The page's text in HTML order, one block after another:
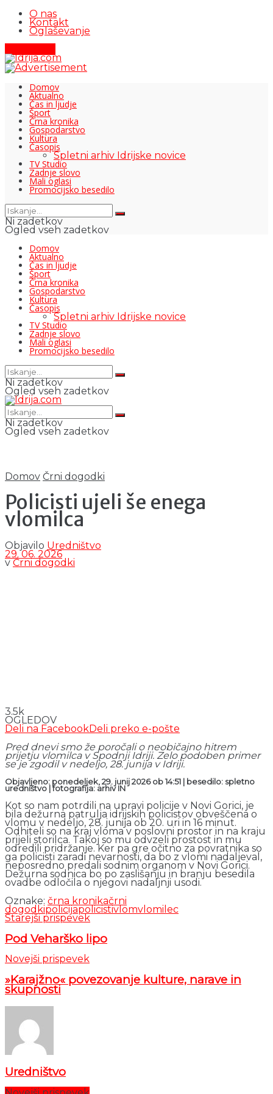
O nas
Kontakt
Oglaševanje
Domov
Aktualno
Čas in ljudje
Šport
Črna kronika
Gospodarstvo
Kultura
Časopis
Spletni arhiv Idrijske novice
TV Studio
Zadnje slovo
Mali oglasi
Promocijsko besedilo
Ni zadetkov
Ogled vseh zadetkov
Domov
Aktualno
Čas in ljudje
Šport
Črna kronika
Gospodarstvo
Kultura
Časopis
Spletni arhiv Idrijske novice
TV Studio
Zadnje slovo
Mali oglasi
Promocijsko besedilo
Ni zadetkov
Ogled vseh zadetkov
Ni zadetkov
Ogled vseh zadetkov
Domov Črni dogodki
Policisti ujeli še enega
vlomilca
Objavilo Uredništvo
29. 06. 2026
v Črni dogodki
3.5k
OGLEDOV
Deli na FacebookDeli preko e-pošte
Pred dnevi smo že poročali o neobičajno hitrem
prijetju vlomilca v Spodnji Idriji. Zelo podoben primer
se je zgodil v nedeljo, 28. junija v Idriji.
Objavljeno: ponedeljek, 29. junij 2026 ob 14:51 | besedilo: spletno
uredništvo | fotografija: arhiv IN
Kot so nam potrdili na upravi policije v Novi Gorici, je
bila dežurna patrulja idrijskih policistov obveščena o
vlomu v nedeljo, 28. junija ob 20. uri in 16 minut.
Odhiteli so na kraj vloma v poslovni prostor in na kraju
prijeli storilca. Takoj so mu odvzeli prostost in mu
odredili pridržanje. Ker pa gre očitno za povratnika so
ga policisti zaradi nevarnosti, da bo z vlomi nadaljeval,
neposredno predali sodnim organom v Novi Gorici.
Dežurna sodnica bo po zaslišanju in branju besedila
ovadbe odločila o njegovi nadaljnji usodi.
Oznake: črna kronikačrni
dogodkipolicijapolicistivlomvlomilec
Starejši prispevek
Pod Veharško lipo
Novejši prispevek
»Karajžno« povezovanje kulture, narave in
skupnosti
Uredništvo